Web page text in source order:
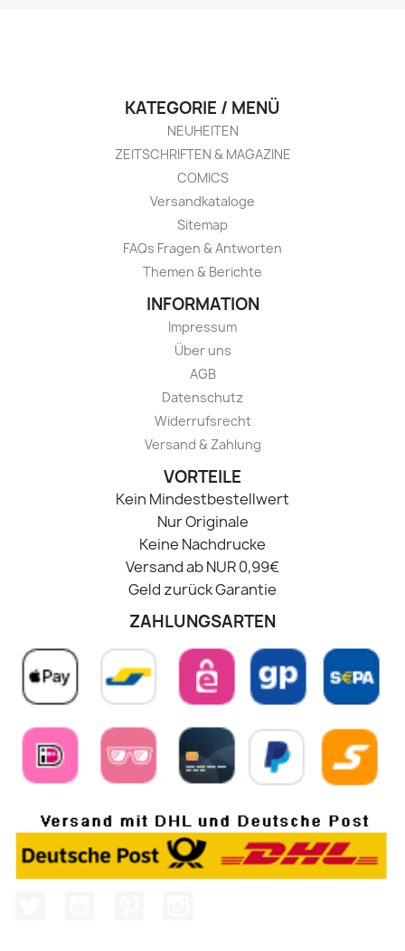
KATEGORIE / MENÜ
NEUHEITEN
ZEITSCHRIFTEN & MAGAZINE
COMICS
Versandkataloge
Sitemap
FAQs Fragen & Antworten
Themen & Berichte
INFORMATION
Impressum
Über uns
AGB
Datenschutz
Widerrufsrecht
Versand & Zahlung
VORTEILE
Kein Mindestbestellwert
Nur Originale
Keine Nachdrucke
Versand ab NUR 0,99€
Geld zurück Garantie
ZAHLUNGSARTEN